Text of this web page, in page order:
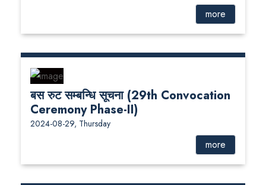
more
बस रुट सम्बन्धि सूचना (29th Convocation
Ceremony Phase-II)
2024-08-29, Thursday
more